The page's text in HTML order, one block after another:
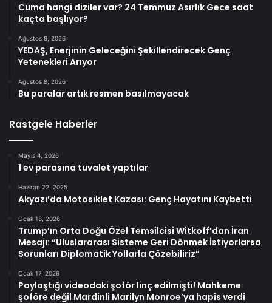
Cuma hangi diziler var? 24 Temmuz Asırlık Gece saat
kaçta başlıyor?
Ağustos 8, 2026
YEDAŞ, Enerjinin Geleceğini Şekillendirecek Genç
Yetenekleri Arıyor
Ağustos 8, 2026
Bu paralar artık resmen basılmayacak
Rastgele Haberler
Mayıs 4, 2026
1 ev parasına tuvalet yaptılar
Haziran 22, 2025
Akyazı’da Motosiklet Kazası: Genç Hayatını Kaybetti
Ocak 18, 2026
Trump’ın Orta Doğu Özel Temsilcisi Witkoff’dan İran
Mesajı: “Uluslararası Sisteme Geri Dönmek İstiyorlarsa
Sorunları Diplomatik Yollarla Çözebiliriz”
Ocak 17, 2026
Paylaştığı videodaki şoför linç edilmişti! Mahkeme
şoföre değil Mardinli Marilyn Monroe’ya hapis verdi